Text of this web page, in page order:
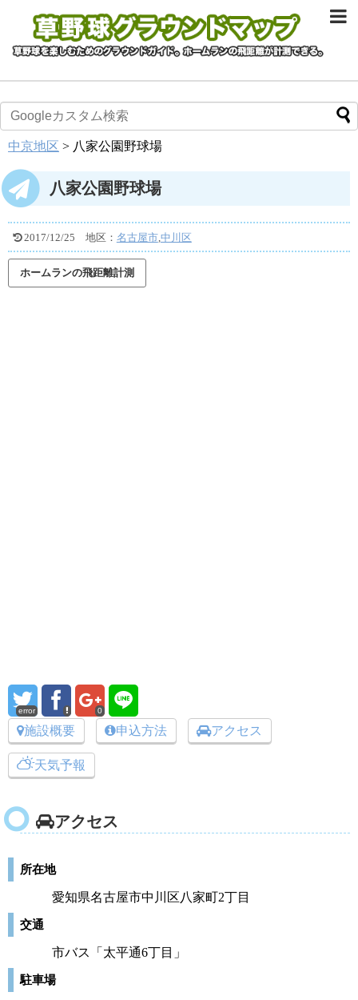
中京地区 > 八家公園野球場
八家公園野球場
2017/12/25 地区： 名古屋市,中川区
error 0
施設概要 申込方法 アクセス
天気予報
アクセス
所在地
愛知県名古屋市中川区八家町2丁目
交通
市バス「太平通6丁目」
駐車場